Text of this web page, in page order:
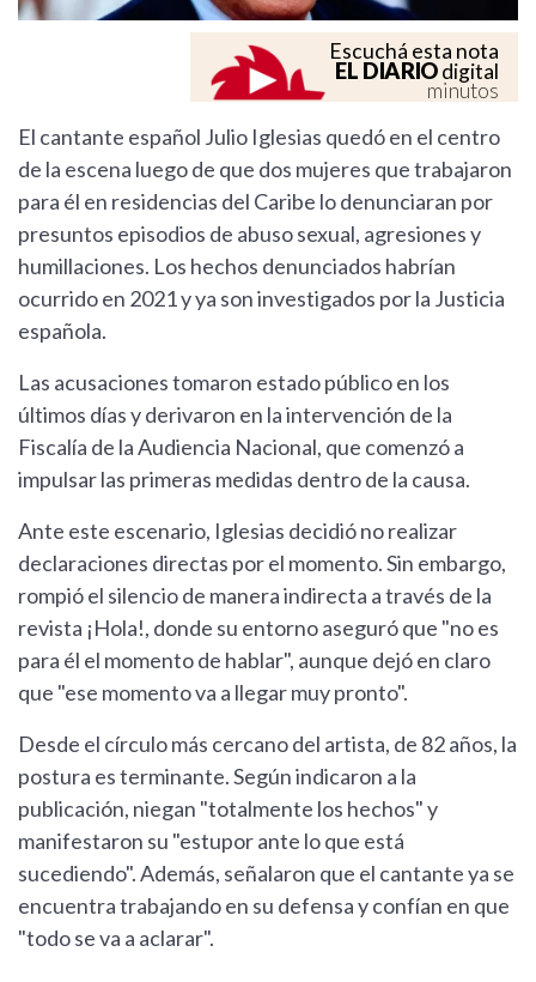
Escuchá esta nota
EL DIARIOdigital
minutos
El cantante español Julio Iglesias quedó en el centro
de la escena luego de que dos mujeres que trabajaron
para él en residencias del Caribe lo denunciaran por
presuntos episodios de abuso sexual, agresiones y
humillaciones. Los hechos denunciados habrían
ocurrido en 2021 y ya son investigados por la Justicia
española.
Las acusaciones tomaron estado público en los
últimos días y derivaron en la intervención de la
Fiscalía de la Audiencia Nacional, que comenzó a
impulsar las primeras medidas dentro de la causa.
Ante este escenario, Iglesias decidió no realizar
declaraciones directas por el momento. Sin embargo,
rompió el silencio de manera indirecta a través de la
revista ¡Hola!, donde su entorno aseguró que "no es
para él el momento de hablar", aunque dejó en claro
que "ese momento va a llegar muy pronto".
Desde el círculo más cercano del artista, de 82 años, la
postura es terminante. Según indicaron a la
publicación, niegan "totalmente los hechos" y
manifestaron su "estupor ante lo que está
sucediendo". Además, señalaron que el cantante ya se
encuentra trabajando en su defensa y confían en que
"todo se va a aclarar".